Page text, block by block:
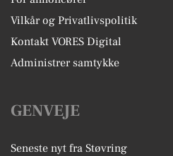
Vilkår og Privatlivspolitik
Kontakt VORES Digital
Administrer samtykke
GENVEJE
Seneste nyt fra Støvring